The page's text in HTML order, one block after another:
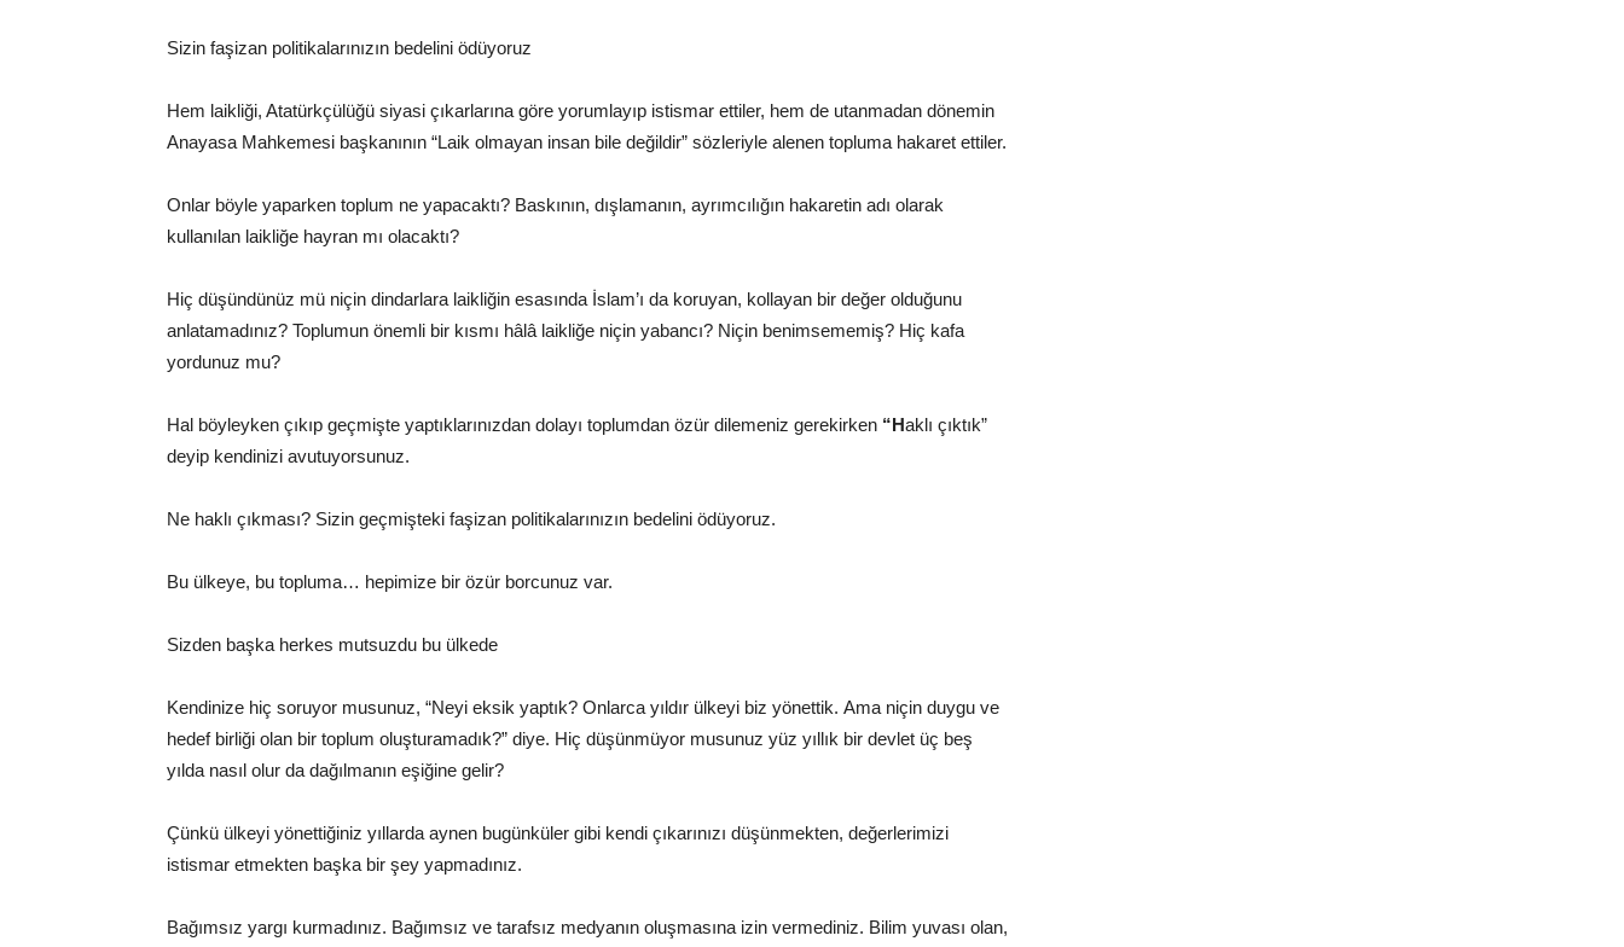
Sizin faşizan politikalarınızın bedelini ödüyoruz
Hem laikliği, Atatürkçülüğü siyasi çıkarlarına göre yorumlayıp istismar ettiler, hem de utanmadan dönemin
Anayasa Mahkemesi başkanının “Laik olmayan insan bile değildir” sözleriyle alenen topluma hakaret ettiler.
Onlar böyle yaparken toplum ne yapacaktı? Baskının, dışlamanın, ayrımcılığın hakaretin adı olarak
kullanılan laikliğe hayran mı olacaktı?
Hiç düşündünüz mü niçin dindarlara laikliğin esasında İslam’ı da koruyan, kollayan bir değer olduğunu
anlatamadınız? Toplumun önemli bir kısmı hâlâ laikliğe niçin yabancı? Niçin benimsememiş? Hiç kafa
yordunuz mu?
Hal böyleyken çıkıp geçmişte yaptıklarınızdan dolayı toplumdan özür dilemeniz gerekirken “Haklı çıktık”
deyip kendinizi avutuyorsunuz.
Ne haklı çıkması? Sizin geçmişteki faşizan politikalarınızın bedelini ödüyoruz.
Bu ülkeye, bu topluma… hepimize bir özür borcunuz var.
Sizden başka herkes mutsuzdu bu ülkede
Kendinize hiç soruyor musunuz, “Neyi eksik yaptık? Onlarca yıldır ülkeyi biz yönettik. Ama niçin duygu ve
hedef birliği olan bir toplum oluşturamadık?” diye. Hiç düşünmüyor musunuz yüz yıllık bir devlet üç beş
yılda nasıl olur da dağılmanın eşiğine gelir?
Çünkü ülkeyi yönettiğiniz yıllarda aynen bugünküler gibi kendi çıkarınızı düşünmekten, değerlerimizi
istismar etmekten başka bir şey yapmadınız.
Bağımsız yargı kurmadınız. Bağımsız ve tarafsız medyanın oluşmasına izin vermediniz. Bilim yuvası olan,